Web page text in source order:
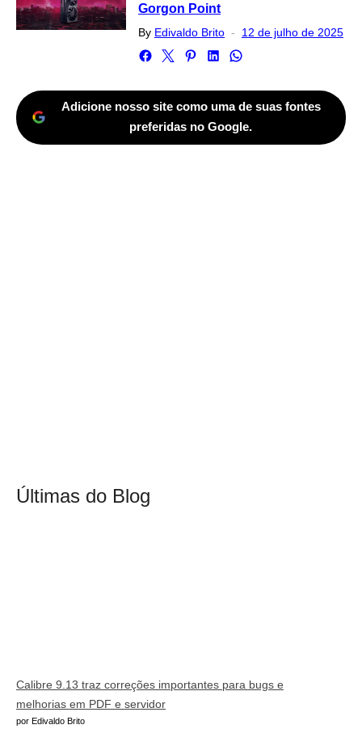
Gorgon Point
By Edivaldo Brito
Posted
12 de julho de 2025
Adicione nosso site como uma de suas fontes
preferidas no Google.
Últimas do Blog
Calibre 9.13 traz correções importantes para bugs e
melhorias em PDF e servidor
por Edivaldo Brito